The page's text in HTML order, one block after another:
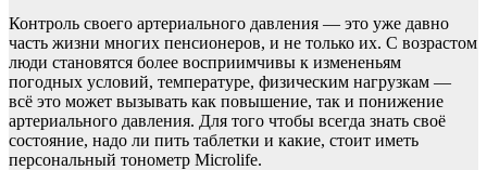
Контроль своего артериального давления — это уже давно
часть жизни многих пенсионеров, и не только их. С возрастом
люди становятся более восприимчивы к измененьям
погодных условий, температуре, физическим нагрузкам —
всё это может вызывать как повышение, так и понижение
артериального давления. Для того чтобы всегда знать своё
состояние, надо ли пить таблетки и какие, стоит иметь
персональный тонометр Microlife.